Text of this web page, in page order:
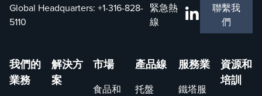
Global Headquarters: +1-316-828-
5110
緊急熱
線
聯繫我
們
我們的
業務
解決方
案
市場
食品和
產品線
托盤
服務業
鐵塔服
資源和
培訓